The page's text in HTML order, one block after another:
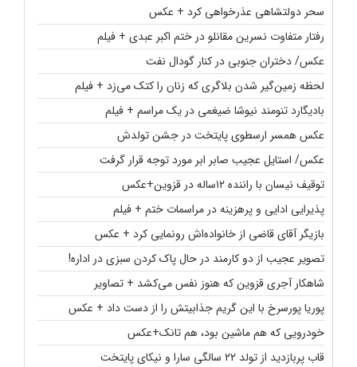
سحر دولتشاهی عذرخواهی کرد + عکس
رفتار متفاوت نسرین مقانلو در ختم اکبر عبدی + فیلم
عکس/ دختران جنوبی در کنار گودال نفت
لحظه زمین‌گیر شدن بلاگری که زنان را کتک می‌زد + فیلم
بادیگارد تنومند نیوشا ضیغمی در یک مراسم + فیلم
عکس همسر ارسطوی پایتخت در جشن تولدش
عکس/ استایل عجیب صابر ابر مورد توجه قرار گرفت
توقیف نیسان با راننده ۱۲ساله در قزوین+عکس
پذیرایی ادایی و پرهزینه در مراسمات ختم + فیلم
بازیگر آقای قاضی از خانواده‌اش رونمایی کرد + عکس
تصویر عجیب از دو کارمند در حال پاک کردن سبزی در اداره!
شاهکار آجری قزوین که هنوز نفس می‌کشد + تصاویر
پوریا پورسرخ با این گریم جذابیتش را از دست داد + عکس
خودرویی که هم ماشین بود، هم تانک+عکس
قاب پربازدید از تولد ۲۲ سالگی سارا و نیکای پایتخت